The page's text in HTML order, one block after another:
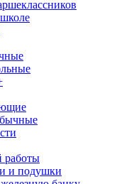
работы
и подушки